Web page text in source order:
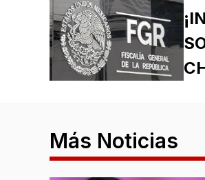
Más Noticias